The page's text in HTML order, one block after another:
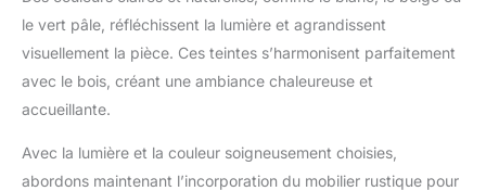
le vert pâle, réfléchissent la lumière et agrandissent
visuellement la pièce. Ces teintes s’harmonisent parfaitement
avec le bois, créant une ambiance chaleureuse et
accueillante.
Avec la lumière et la couleur soigneusement choisies,
abordons maintenant l’incorporation du mobilier rustique pour